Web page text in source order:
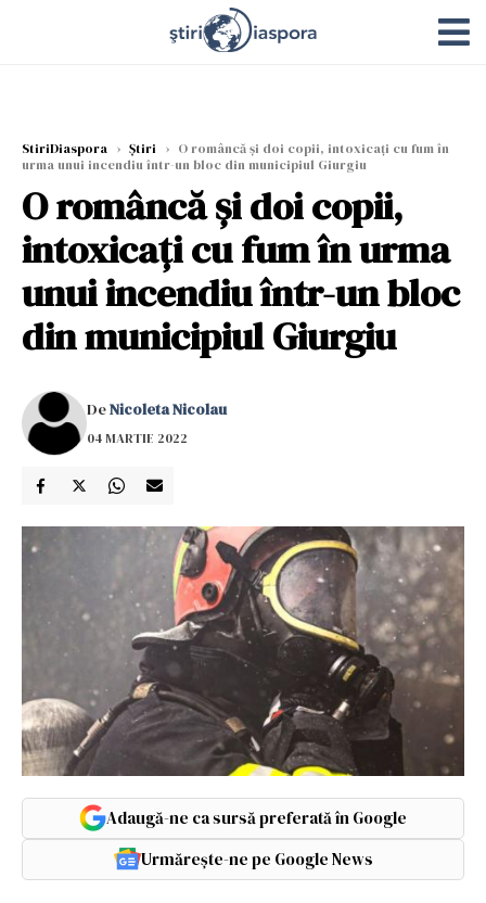
StiriDiaspora › Știri › O româncă şi doi copii, intoxicaţi cu fum în
urma unui incendiu într-un bloc din municipiul Giurgiu
O româncă şi doi copii,
intoxicaţi cu fum în urma
unui incendiu într-un bloc
din municipiul Giurgiu
DeNicoleta Nicolau
04 MARTIE 2022
Adaugă-ne ca sursă preferată în Google
Urmărește-ne pe Google News